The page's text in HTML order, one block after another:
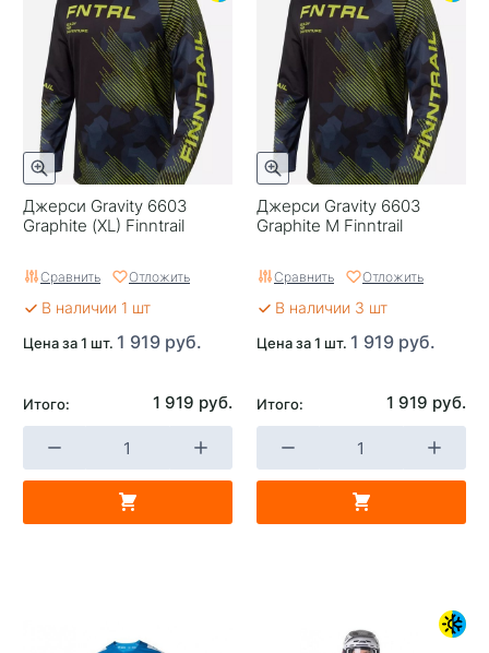
Джерси Gravity 6603
Graphite (XL) Finntrail
Сравнить Отложить
В наличии 1 шт
Цена за 1 шт. 1 919 руб.
Итого: 1 919 руб.
Джерси Gravity 6603
Graphite M Finntrail
Сравнить Отложить
В наличии 3 шт
Цена за 1 шт. 1 919 руб.
Итого: 1 919 руб.